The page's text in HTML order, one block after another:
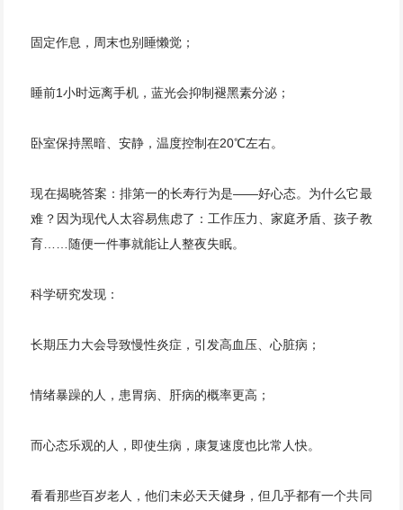
固定作息，周末也别睡懒觉；
睡前1小时远离手机，蓝光会抑制褪黑素分泌；
卧室保持黑暗、安静，温度控制在20℃左右。
现在揭晓答案：排第一的长寿行为是——好心态。为什么它最
难？因为现代人太容易焦虑了：工作压力、家庭矛盾、孩子教
育……随便一件事就能让人整夜失眠。
科学研究发现：
长期压力大会导致慢性炎症，引发高血压、心脏病；
情绪暴躁的人，患胃病、肝病的概率更高；
而心态乐观的人，即使生病，康复速度也比常人快。
看看那些百岁老人，他们未必天天健身，但几乎都有一个共同